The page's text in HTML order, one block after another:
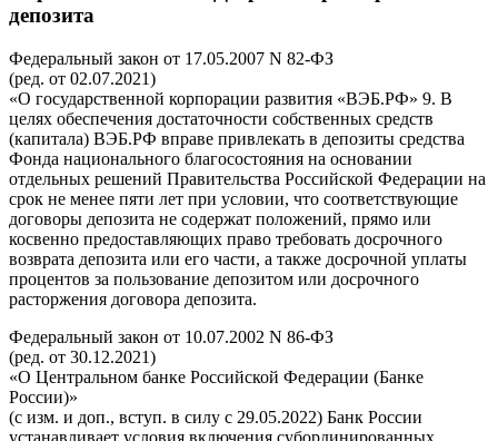
депозита
Федеральный закон от 17.05.2007 N 82-ФЗ
(ред. от 02.07.2021)
«О государственной корпорации развития «ВЭБ.РФ» 9. В
целях обеспечения достаточности собственных средств
(капитала) ВЭБ.РФ вправе привлекать в депозиты средства
Фонда национального благосостояния на основании
отдельных решений Правительства Российской Федерации на
срок не менее пяти лет при условии, что соответствующие
договоры депозита не содержат положений, прямо или
косвенно предоставляющих право требовать досрочного
возврата депозита или его части, а также досрочной уплаты
процентов за пользование депозитом или досрочного
расторжения договора депозита.
Федеральный закон от 10.07.2002 N 86-ФЗ
(ред. от 30.12.2021)
«О Центральном банке Российской Федерации (Банке
России)»
(с изм. и доп., вступ. в силу с 29.05.2022) Банк России
устанавливает условия включения субординированных